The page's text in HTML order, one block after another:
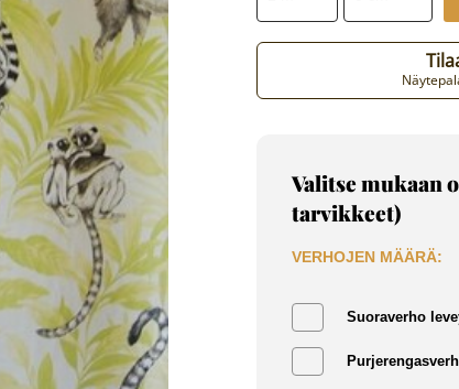
Valitse mukaan
tarvikkeet)
VERHOJEN MÄÄRÄ:
Suoraverho